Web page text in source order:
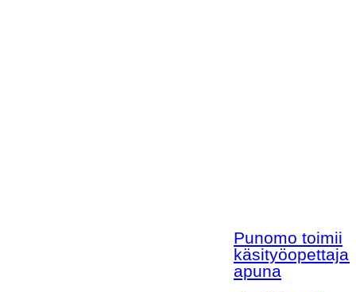
Punomo toimii
apuna